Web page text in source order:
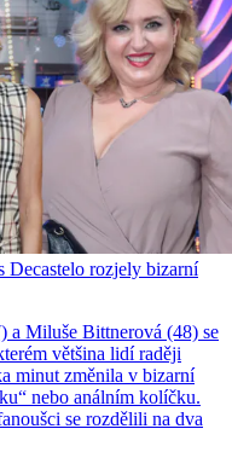
Decastelo rozjely bizarní
a Miluše Bittnerová (48) se
většina lidí raději
minut změnila v bizarní
nebo análním kolíčku.
se rozdělili na dva